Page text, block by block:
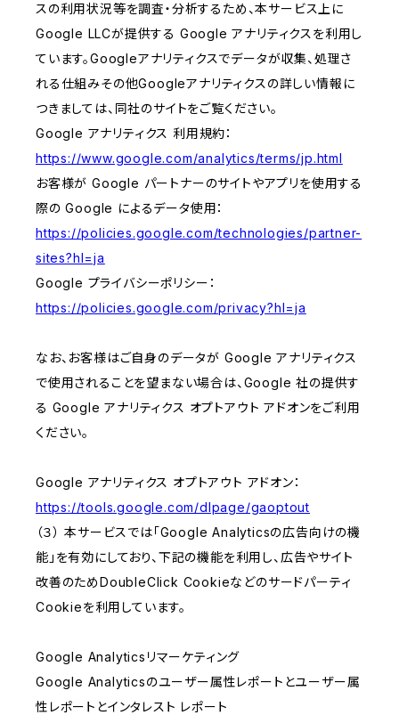
スの利用状況等を調査・分析するため、本サービス上に
Google LLCが提供する Google アナリティクスを利用し
ています。Googleアナリティクスでデータが収集、処理さ
れる仕組みその他Googleアナリティクスの詳しい情報に
つきましては、同社のサイトをご覧ください。
Google アナリティクス 利用規約：
https://www.google.com/analytics/terms/jp.html
お客様が Google パートナーのサイトやアプリを使用する
際の Google によるデータ使用：
https://policies.google.com/technologies/partner-
sites?hl=ja
Google プライバシーポリシー：
https://policies.google.com/privacy?hl=ja
なお、お客様はご自身のデータが Google アナリティクス
で使用されることを望まない場合は、Google 社の提供す
る Google アナリティクス オプトアウト アドオンをご利用
ください。
Google アナリティクス オプトアウト アドオン：
https://tools.google.com/dlpage/gaoptout
（３） 本サービスでは「Google Analyticsの広告向けの機
能」を有効にしており、下記の機能を利用し、広告やサイト
改善のためDoubleClick Cookieなどのサードパーティ
Cookieを利用しています。
Google Analyticsリマーケティング
Google Analyticsのユーザー属性レポートとユーザー属
性レポートとインタレスト レポート